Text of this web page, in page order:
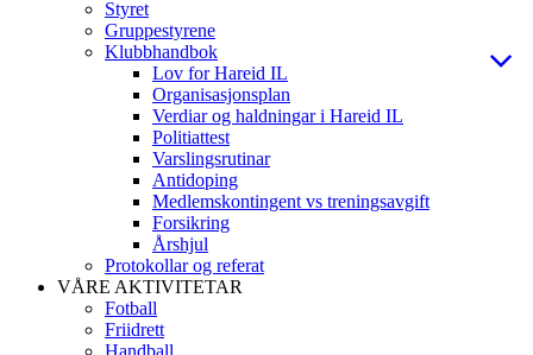
Styret
Gruppestyrene
Klubbhandbok
Lov for Hareid IL
Organisasjonsplan
Verdiar og haldningar i Hareid IL
Politiattest
Varslingsrutinar
Antidoping
Medlemskontingent vs treningsavgift
Forsikring
Årshjul
Protokollar og referat
VÅRE AKTIVITETAR
Fotball
Friidrett
Handball